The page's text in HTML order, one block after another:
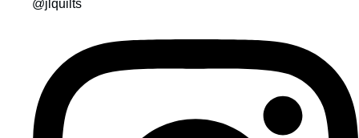
@jlquilts